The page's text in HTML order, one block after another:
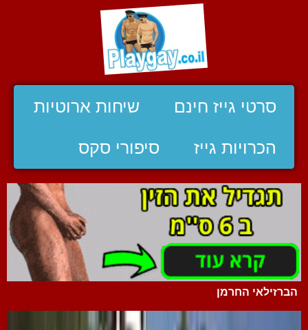
סרטי גייז חינם שיחות ארוטיות
הכרויות גייז סיפורי סקס
הברזילאי החרמן